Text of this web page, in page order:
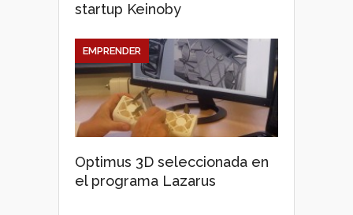
startup Keinoby
Optimus 3D seleccionada en
el programa Lazarus
EMPRENDER